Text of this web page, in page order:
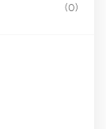
(0)